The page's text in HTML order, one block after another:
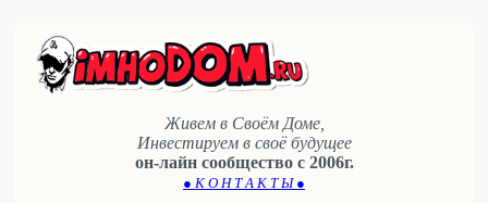
Живем в Своём Доме,
Инвестируем в своё будущее
он-лайн сообщество с 2006г.
● К О Н Т А К Т Ы ●